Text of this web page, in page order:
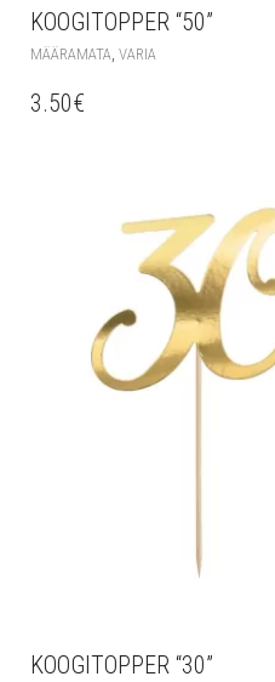
KOOGITOPPER “50”
MÄÄRAMATA VARIA
3.50€
KOOGITOPPER “30”